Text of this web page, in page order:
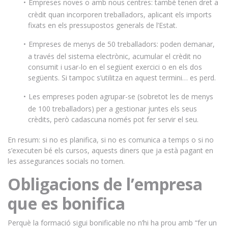
Empreses noves o amb nous centres: també tenen dret a
crèdit quan incorporen treballadors, aplicant els imports
fixats en els pressupostos generals de l’Estat.
Empreses de menys de 50 treballadors: poden demanar,
a través del sistema electrònic, acumular el crèdit no
consumit i usar-lo en el següent exercici o en els dos
següents. Si tampoc s’utilitza en aquest termini… es perd.
Les empreses poden agrupar-se (sobretot les de menys
de 100 treballadors) per a gestionar juntes els seus
crèdits, però cadascuna només pot fer servir el seu.
En resum: si no es planifica, si no es comunica a temps o si no
s’executen bé els cursos, aquests diners que ja està pagant en
les assegurances socials no tornen.
Obligacions de l’empresa
que es bonifica
Perquè la formació sigui bonificable no n’hi ha prou amb “fer un